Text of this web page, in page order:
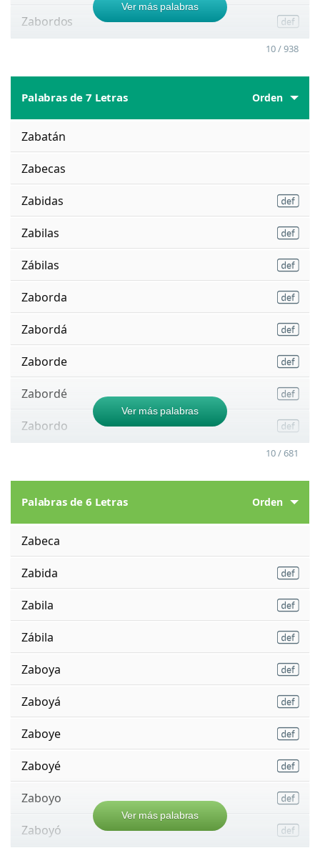
Zabordos
Ver más palabras
10 / 938
Palabras de 7 Letras Orden
Zabatán
Zabecas
Zabidas
Zabilas
Zábilas
Zaborda
Zabordá
Zaborde
Zabordé
Zabordo
Ver más palabras
10 / 681
Palabras de 6 Letras Orden
Zabeca
Zabida
Zabila
Zábila
Zaboya
Zaboyá
Zaboye
Zaboyé
Zaboyo
Zaboyó
Ver más palabras